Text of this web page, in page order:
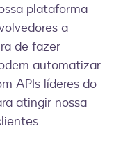
plataforma
a
de fazer
automatizar
APIs líderes do
atingir nossa